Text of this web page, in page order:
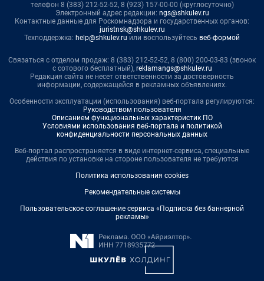
телефон 8 (383) 212-52-52, 8 (923) 157-00-00 (круглосуточно)
Электронный адрес редакции: ngs@shkulev.ru
Контактные данные для Роскомнадзора и государственных органов:
juristnsk@shkulev.ru
Техподдержка: help@shkulev.ru или воспользуйтесь веб-формой
Связаться с отделом продаж: 8 (383) 212-52-52, 8 (800) 200-03-83 (звонок
с сотового бесплатный), reklamangs@shkulev.ru
Редакция сайта не несет ответственности за достоверность
информации, содержащейся в рекламных объявлениях.
Особенности эксплуатации (использования) веб-портала регулируются:
Руководством пользователя
Описанием функциональных характеристик ПО
Условиями использования веб-портала и политикой
конфиденциальности персональных данных
Веб-портал распространяется в виде интернет-сервиса, специальные
действия по установке на стороне пользователя не требуются
Политика использования cookies
Рекомендательные системы
Пользовательское соглашение сервиса «Подписка без баннерной
рекламы»